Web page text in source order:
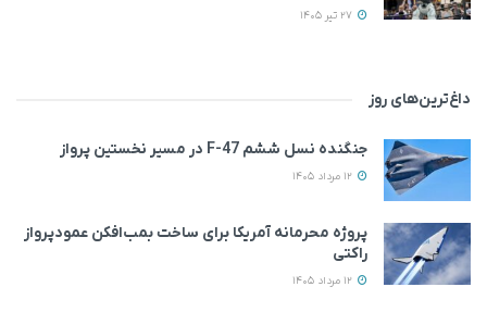
داغ‌ترین‌های روز
جنگنده نسل ششم F-47 در مسیر نخستین پرواز
پروژه محرمانه آمریکا برای ساخت بمب‌افکن عمودپرواز
راکتی